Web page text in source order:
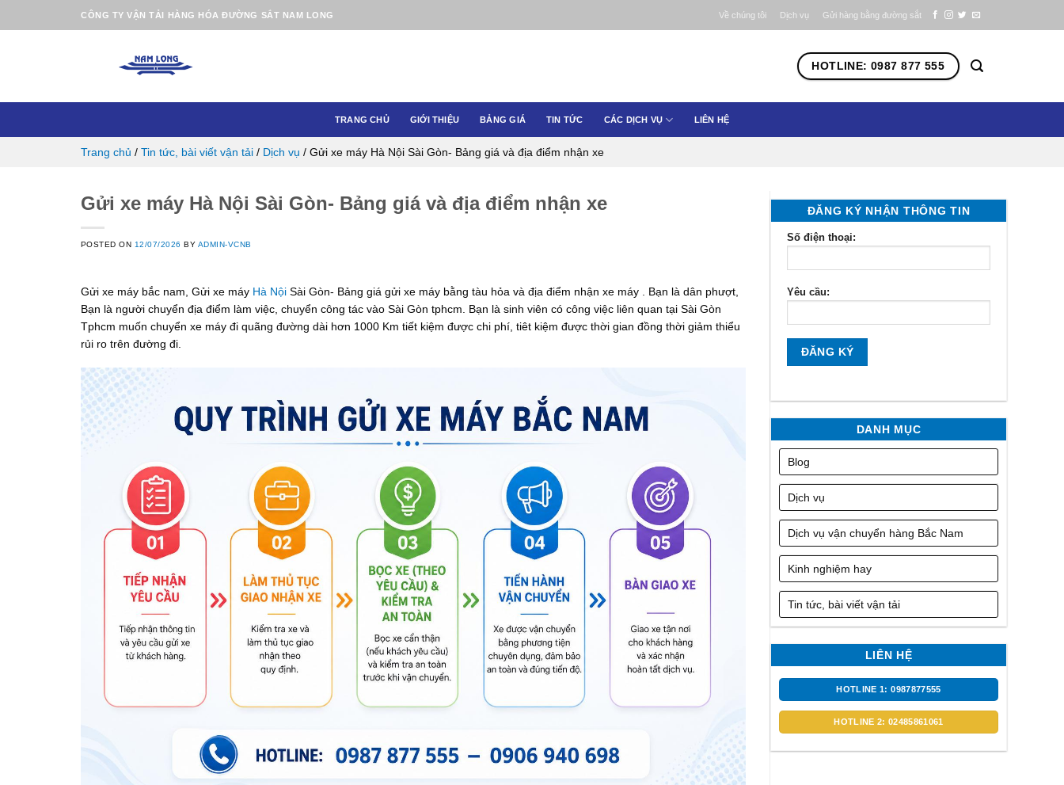
CÔNG TY VẬN TẢI HÀNG HÓA ĐƯỜNG SẮT NAM LONG Về chúng tôi Dịch vụ Gửi hàng bằng đường sắt
HOTLINE: 0987 877 555
TRANG CHỦ GIỚI THIỆU BẢNG GIÁ TIN TỨC CÁC DỊCH VỤ LIÊN HỆ
Trang chủ / Tin tức, bài viết vận tải / Dịch vụ / Gửi xe máy Hà Nội Sài Gòn- Bảng giá và địa điểm nhận xe
Gửi xe máy Hà Nội Sài Gòn- Bảng giá và địa điểm nhận xe
POSTED ON 12/07/2026 BY ADMIN-VCNB
Gửi xe máy bắc nam, Gửi xe máy Hà Nội Sài Gòn- Bảng giá gửi xe máy bằng tàu hỏa và địa điểm nhận xe máy . Bạn là dân phượt,
Bạn là người chuyển địa điểm làm việc, chuyển công tác vào Sài Gòn tphcm. Bạn là sinh viên có công việc liên quan tại Sài Gòn
Tphcm muốn chuyển xe máy đi quãng đường dài hơn 1000 Km tiết kiệm được chi phí, tiêt kiệm được thời gian đồng thời giảm thiểu
rủi ro trên đường đi.
ĐĂNG KÝ NHẬN THÔNG TIN
Số điện thoại:
Yêu cầu:
DANH MỤC
Blog
Dịch vụ
Dịch vụ vận chuyển hàng Bắc Nam
Kinh nghiệm hay
Tin tức, bài viết vận tải
LIÊN HỆ
HOTLINE 1: 0987877555
HOTLINE 2: 02485861061